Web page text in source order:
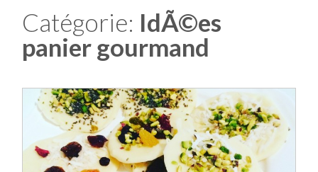
Catégorie: IdÃ©es
panier gourmand